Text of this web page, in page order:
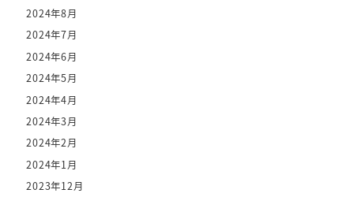
2024年8月
2024年7月
2024年6月
2024年5月
2024年4月
2024年3月
2024年2月
2024年1月
2023年12月